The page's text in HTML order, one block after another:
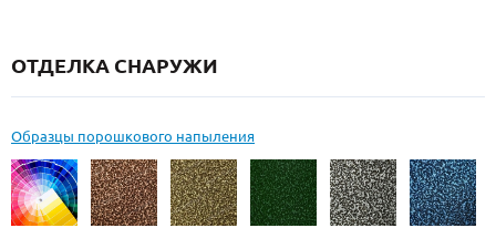
ОТДЕЛКА СНАРУЖИ
Образцы порошкового напыления